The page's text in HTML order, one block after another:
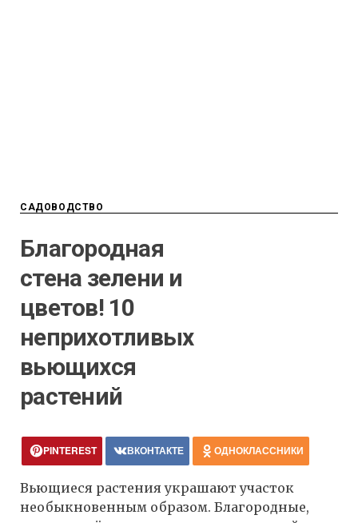
САДОВОДСТВО
Благородная
стена зелени и
цветов! 10
неприхотливых
вьющихся
растений
PINTEREST ВКОНТАКТЕ ОДНОКЛАССНИКИ
Вьющиеся растения украшают участок
необыкновенным образом. Благородные,